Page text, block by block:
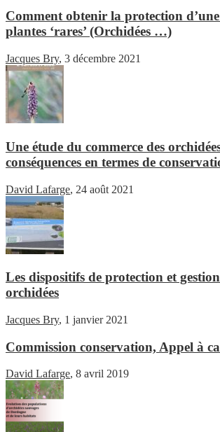
Comment obtenir la protection
plantes ‘rares’ (Orchidées …)
Jacques Bry, 3 décembre 2021
Une étude du commerce des
conséquences en termes de
David Lafarge, 24 août 2021
Les dispositifs de protection et gestion
orchidées
Jacques Bry, 1 janvier 2021
Commission conservation, Appel à
David Lafarge, 8 avril 2019